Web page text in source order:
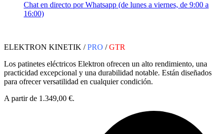
Chat en directo por Whatsapp (de lunes a viernes, de 9:00 a
16:00)
ELEKTRON KINETIK /PRO /GTR
Los patinetes eléctricos Elektron ofrecen un alto rendimiento, una
practicidad excepcional y una durabilidad notable. Están diseñados
para ofrecer versatilidad en cualquier condición.
A partir de 1.349,00 €.